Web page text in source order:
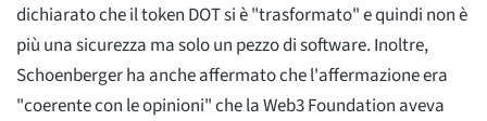
dichiarato che il token DOT si è "trasformato" e quindi non è
più una sicurezza ma solo un pezzo di software. Inoltre,
Schoenberger ha anche affermato che l'affermazione era
"coerente con le opinioni" che la Web3 Foundation aveva